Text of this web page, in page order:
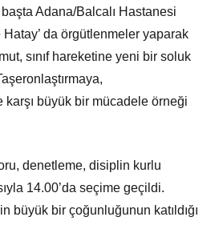
Adana/Balcalı Hastanesi
da örgütlenmeler yaparak
sınıf hareketine yeni bir soluk
büyük bir mücadele örneği
denetleme, disiplin kurlu
14.00’da seçime geçildi.
büyük bir çoğunluğunun katıldığı